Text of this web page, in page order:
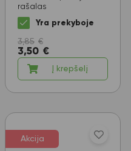
rašalas
Yra prekyboje
3,85 €
3,50 €
Į krepšelį
Akcija